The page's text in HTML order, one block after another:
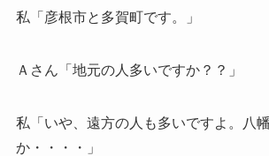
私「彦根市と多賀町です。」
Ａさん「地元の人多いですか？？」
私「いや、遠方の人も多いですよ。八
か・・・・」